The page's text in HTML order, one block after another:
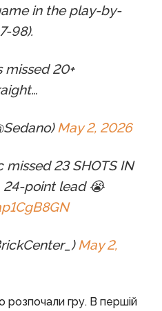
in the play-by-
98).
missed 20+
May 2, 2026
missed 23 SHOTS IN
24-point lead 😭
May 2,
розпочали гру. В першій